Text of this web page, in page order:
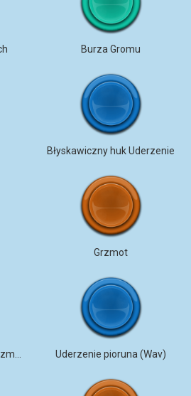
Burza Gromu
Błyskawiczny huk Uderzenie
Grzmot
Uderzenie pioruna (Wav)